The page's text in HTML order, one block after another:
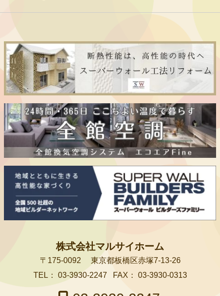
株式会社マルサイホーム
〒175-0092
東京都板橋区赤塚7-13-26
TEL：
03-3930-2247 FAX： 03-3930-0313